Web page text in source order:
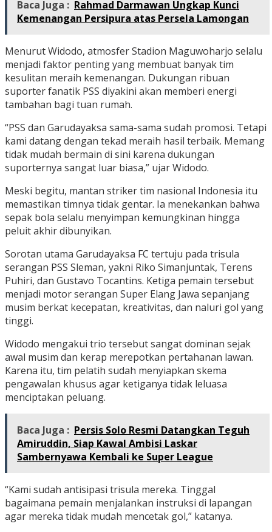
Baca Juga : Rahmad Darmawan Ungkap Kunci
Kemenangan Persipura atas Persela Lamongan
Menurut Widodo, atmosfer Stadion Maguwoharjo selalu
menjadi faktor penting yang membuat banyak tim
kesulitan meraih kemenangan. Dukungan ribuan
suporter fanatik PSS diyakini akan memberi energi
tambahan bagi tuan rumah.
“PSS dan Garudayaksa sama-sama sudah promosi. Tetapi
kami datang dengan tekad meraih hasil terbaik. Memang
tidak mudah bermain di sini karena dukungan
suporternya sangat luar biasa,” ujar Widodo.
Meski begitu, mantan striker tim nasional Indonesia itu
memastikan timnya tidak gentar. Ia menekankan bahwa
sepak bola selalu menyimpan kemungkinan hingga
peluit akhir dibunyikan.
Sorotan utama Garudayaksa FC tertuju pada trisula
serangan PSS Sleman, yakni Riko Simanjuntak, Terens
Puhiri, dan Gustavo Tocantins. Ketiga pemain tersebut
menjadi motor serangan Super Elang Jawa sepanjang
musim berkat kecepatan, kreativitas, dan naluri gol yang
tinggi.
Widodo mengakui trio tersebut sangat dominan sejak
awal musim dan kerap merepotkan pertahanan lawan.
Karena itu, tim pelatih sudah menyiapkan skema
pengawalan khusus agar ketiganya tidak leluasa
menciptakan peluang.
Baca Juga : Persis Solo Resmi Datangkan Teguh
Amiruddin, Siap Kawal Ambisi Laskar
Sambernyawa Kembali ke Super League
“Kami sudah antisipasi trisula mereka. Tinggal
bagaimana pemain menjalankan instruksi di lapangan
agar mereka tidak mudah mencetak gol,” katanya.